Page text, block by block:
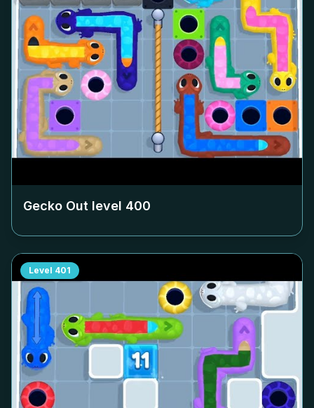
Gecko Out level 400
Level 401